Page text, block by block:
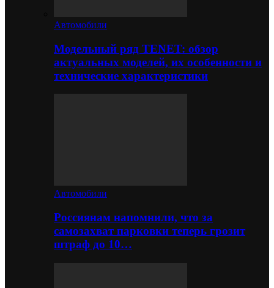
Автомобили
Модельный ряд TENET: обзор
актуальных моделей, их особенности и
технические характеристики
Автомобили
Россиянам напомнили, что за
самозахват парковки теперь грозит
штраф до 10…